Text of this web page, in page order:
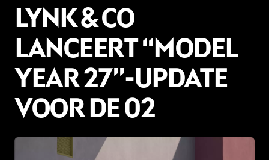
LYNK & CO
LANCEERT “MODEL
YEAR 27”-UPDATE
VOOR DE 02